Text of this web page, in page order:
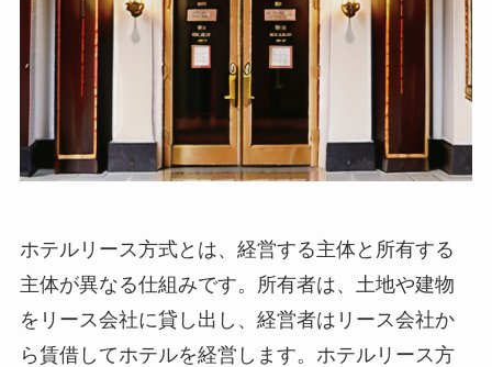
ホテルリース方式とは、経営する主体と所有する
主体が異なる仕組みです。所有者は、土地や建物
をリース会社に貸し出し、経営者はリース会社か
ら賃借してホテルを経営します。ホテルリース方